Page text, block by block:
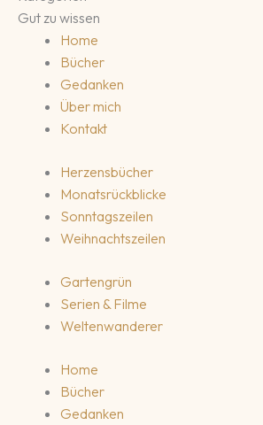
Gut zu wissen
Home
Bücher
Gedanken
Über mich
Kontakt
Herzensbücher
Monatsrückblicke
Sonntagszeilen
Weihnachtszeilen
Gartengrün
Serien & Filme
Weltenwanderer
Home
Bücher
Gedanken